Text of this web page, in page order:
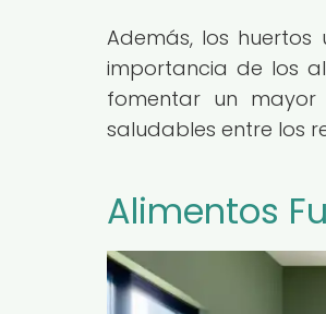
Además, los
importancia de los
fomentar un mayor
saludables entre los
Alimentos